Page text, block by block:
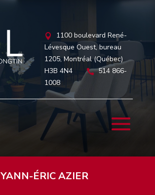

1100 boulevard René-
Lévesque Ouest, bureau
1205, Montréal (Québec)
H3B 4N4
 514 866-
1008
YANN-ÉRIC AZIER